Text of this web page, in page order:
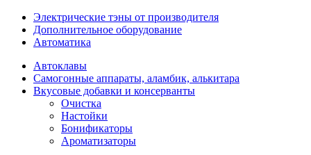
Электрические тэны от производителя
Дополнительное оборудование
Автоматика
Автоклавы
Самогонные аппараты, аламбик, алькитара
Вкусовые добавки и консерванты
Очистка
Настойки
Бонификаторы
Ароматизаторы